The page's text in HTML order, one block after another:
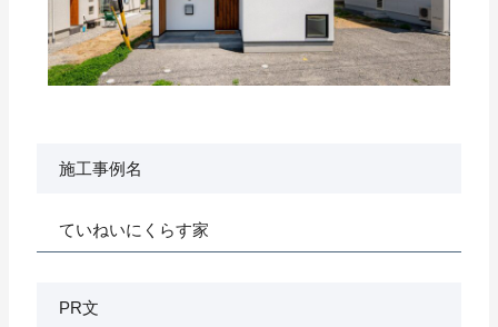
施工事例名
ていねいにくらす家
PR文